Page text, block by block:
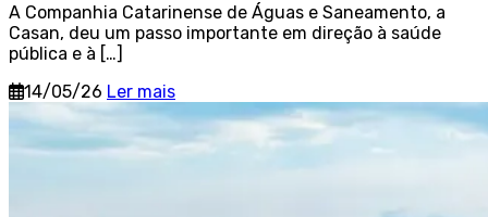
A Companhia Catarinense de Águas e Saneamento, a
Casan, deu um passo importante em direção à saúde
pública e à […]
14/05/26 Ler mais